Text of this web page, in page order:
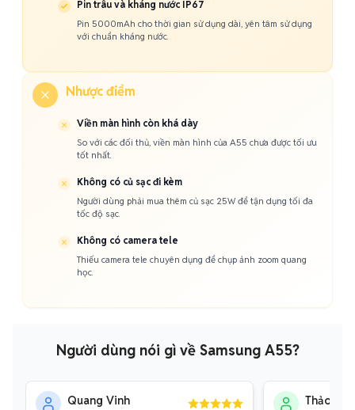
Pin trâu và kháng nước IP67
Pin 5000mAh cho thời gian sử dụng dài, yên tâm sử dụng
với chuẩn kháng nước.
Nhược điểm
Viền màn hình còn khá dày
So với các đối thủ, viền màn hình của A55 chưa được tối ưu
tốt nhất.
Không có củ sạc đi kèm
Người dùng phải mua thêm củ sạc 25W để tận dụng tối đa
tốc độ sạc.
Không có camera tele
Thiếu camera tele chuyên dụng để chụp ảnh zoom quang
học.
Người dùng nói gì về Samsung A55?
Quang Vinh Thảo My